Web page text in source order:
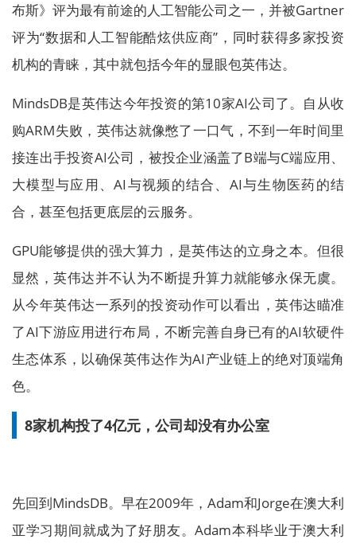
布斯》评为最有前途的人工智能公司之一，并被Gartner
评为“数据和人工智能酷炫供应商”，同时获得多家投资
机构的青睐，其中就包括今年的显眼包英伟达。
MindsDB是英伟达今年投资的第10家AI公司了。自从收
购ARM失败，英伟达就像憋了一口气，不到一年时间里
接连出手投资AI公司，被投企业涵盖了B端与C端应用、
大模型与应用、AI与视频的结合、AI与生物医药的结
合，甚至包括更底层的云服务。
GPU能够提供的强大算力，是英伟达的立身之本。但很
显然，英伟达并不认为不断提升算力就能够永保无虞。
从今年英伟达一系列的投资动作可以看出，英伟达瞄准
了AI下游应用进行布局，不断完善自身已有的AI软硬件
生态体系，以确保英伟达作为AI产业链上的绝对顶端角
色。
8家机构投了4亿元，公司却没有办公室
先回到MindsDB。早在2009年，Adam和Jorge在澳大利
亚学习期间就成为了好朋友。Adam本科毕业于澳大利